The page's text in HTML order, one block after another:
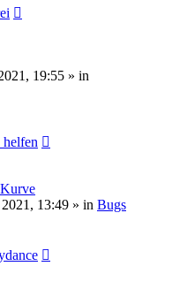
19:55 » in
13:49 » in Bugs